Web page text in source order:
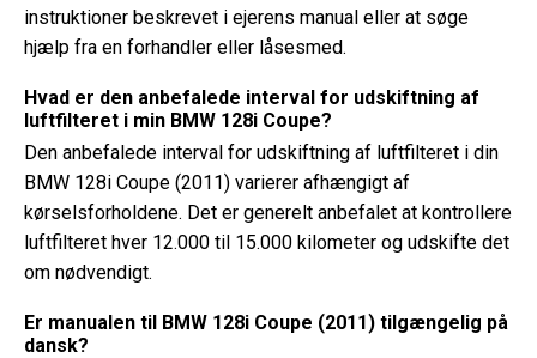
instruktioner beskrevet i ejerens manual eller at søge
hjælp fra en forhandler eller låsesmed.
Hvad er den anbefalede interval for udskiftning af
luftfilteret i min BMW 128i Coupe?
Den anbefalede interval for udskiftning af luftfilteret i din
BMW 128i Coupe (2011) varierer afhængigt af
kørselsforholdene. Det er generelt anbefalet at kontrollere
luftfilteret hver 12.000 til 15.000 kilometer og udskifte det
om nødvendigt.
Er manualen til BMW 128i Coupe (2011) tilgængelig på
dansk?